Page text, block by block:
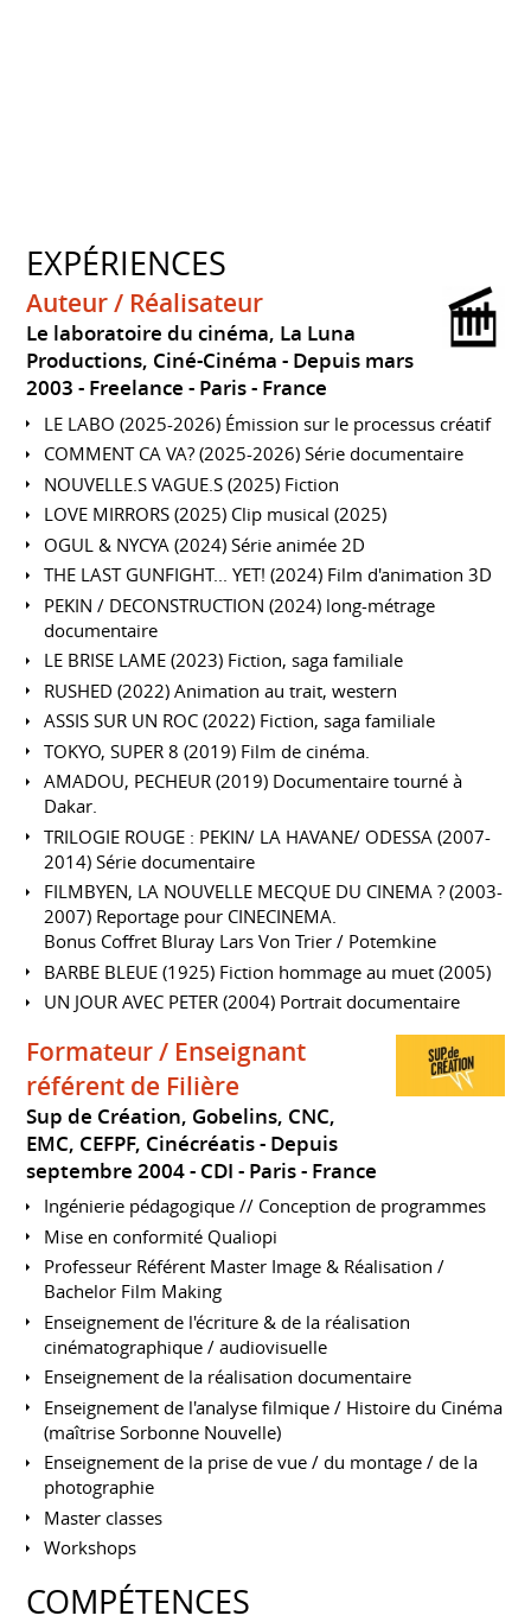
EXPÉRIENCES
Auteur / Réalisateur
Le laboratoire du cinéma, La Luna
Productions, Ciné-Cinéma
Depuis mars
2003 Freelance Paris France
LE LABO (2025-2026) Émission sur le processus créatif
COMMENT CA VA? (2025-2026) Série documentaire
NOUVELLE.S VAGUE.S (2025) Fiction
LOVE MIRRORS (2025) Clip musical (2025)
OGUL & NYCYA (2024) Série animée 2D
THE LAST GUNFIGHT... YET! (2024) Film d'animation 3D
PEKIN / DECONSTRUCTION (2024) long-métrage
documentaire
LE BRISE LAME (2023) Fiction, saga familiale
RUSHED (2022) Animation au trait, western
ASSIS SUR UN ROC (2022) Fiction, saga familiale
TOKYO, SUPER 8 (2019) Film de cinéma.
AMADOU, PECHEUR (2019) Documentaire tourné à
Dakar.
TRILOGIE ROUGE : PEKIN/ LA HAVANE/ ODESSA (2007-
2014) Série documentaire
FILMBYEN, LA NOUVELLE MECQUE DU CINEMA ? (2003-
2007) Reportage pour CINECINEMA.
Bonus Coffret Bluray Lars Von Trier / Potemkine
BARBE BLEUE (1925) Fiction hommage au muet (2005)
UN JOUR AVEC PETER (2004) Portrait documentaire
Formateur / Enseignant
référent de Filière
Sup de Création, Gobelins, CNC,
EMC, CEFPF, Cinécréatis
Depuis
septembre 2004 CDI Paris France
Ingénierie pédagogique // Conception de programmes
Mise en conformité Qualiopi
Professeur Référent Master Image & Réalisation /
Bachelor Film Making
Enseignement de l'écriture & de la réalisation
cinématographique / audiovisuelle
Enseignement de la réalisation documentaire
Enseignement de l'analyse filmique / Histoire du Cinéma
(maîtrise Sorbonne Nouvelle)
Enseignement de la prise de vue / du montage / de la
photographie
Master classes
Workshops
COMPÉTENCES